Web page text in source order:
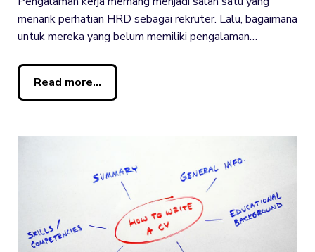
menarik perhatian HRD sebagai rekruter. Lalu, bagaimana
untuk mereka yang belum memiliki pengalaman…
Read more...